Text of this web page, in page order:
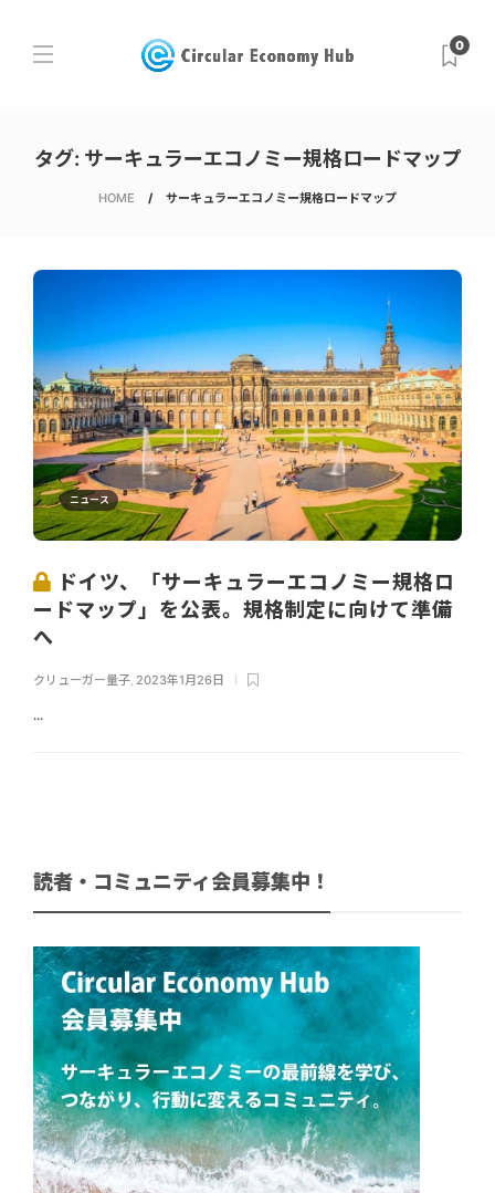
0
タグ: サーキュラーエコノミー規格ロードマップ
HOME サーキュラーエコノミー規格ロードマップ
ニュース
ドイツ、「サーキュラーエコノミー規格ロ
ードマップ」を公表。規格制定に向けて準備
へ
クリューガー量子, 2023年1月26日
...
読者・コミュニティ会員募集中！